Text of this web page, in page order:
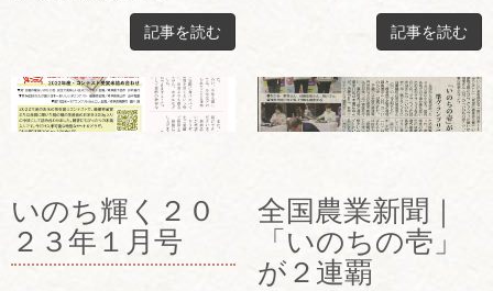
記事を読む 記事を読む
いのち輝く２０
２３年１月号
全国農業新聞｜
「いのちの壱」
が２連覇